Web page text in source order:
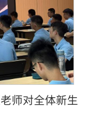
师对全体新生